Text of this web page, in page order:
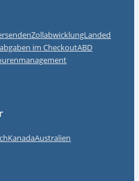
ZollabwicklungLanded
im CheckoutABD
KanadaAustralien